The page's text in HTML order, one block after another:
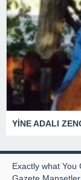
YİNE ADALI
Exactly what You